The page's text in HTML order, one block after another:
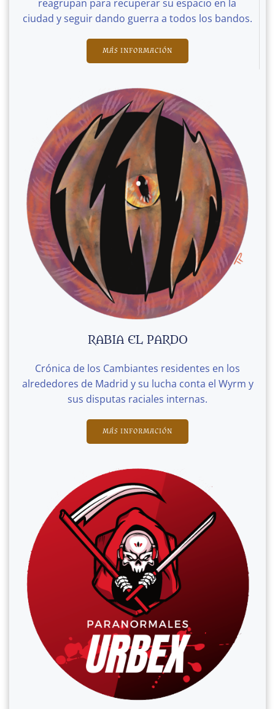
reagrupan para recuperar su espacio en la
ciudad y seguir dando guerra a todos los bandos.
MÁS INFORMACIÓN
RABIA EL PARDO
Crónica de los Cambiantes residentes en los
alrededores de Madrid y su lucha conta el Wyrm y
sus disputas raciales internas.
MÁS INFORMACIÓN